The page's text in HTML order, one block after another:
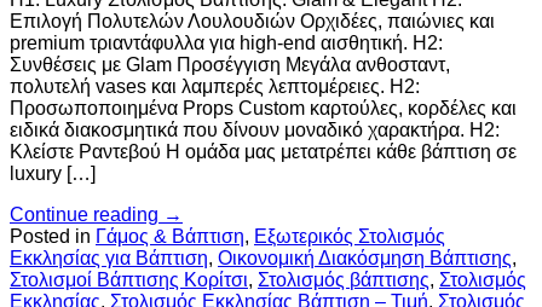
Επιλογή Πολυτελών Λουλουδιών Ορχιδέες, παιώνιες και
premium τριαντάφυλλα για high-end αισθητική. H2:
Συνθέσεις με Glam Προσέγγιση Μεγάλα ανθοσταντ,
πολυτελή vases και λαμπερές λεπτομέρειες. H2:
Προσωποποιημένα Props Custom καρτούλες, κορδέλες και
ειδικά διακοσμητικά που δίνουν μοναδικό χαρακτήρα. H2:
Κλείστε Ραντεβού Η ομάδα μας μετατρέπει κάθε βάπτιση σε
luxury […]
Continue reading →
Posted in Γάμος & Βάπτιση, Εξωτερικός Στολισμός
Εκκλησίας για Βάπτιση, Οικονομική Διακόσμηση Βάπτισης,
Στολισμοί Βάπτισης Κορίτσι, Στολισμός βάπτισης, Στολισμός
Εκκλησίας, Στολισμός Εκκλησίας Βάπτιση – Τιμή, Στολισμός